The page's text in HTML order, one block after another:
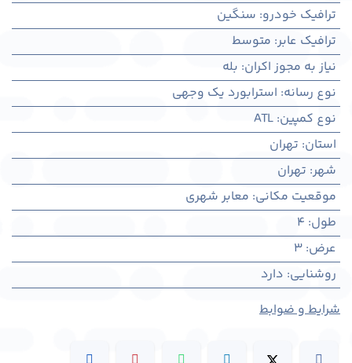
ترافیک خودرو: سنگین
ترافیک عابر: متوسط
نیاز به مجوز اکران: بله
نوع رسانه: استرابورد یک وجهی
نوع کمپین:
ATL
استان: تهران
شهر: تهران
موقعیت مکانی: معابر شهری
طول:
4
عرض:
3
روشنایی: دارد
شرایط و ضوابط